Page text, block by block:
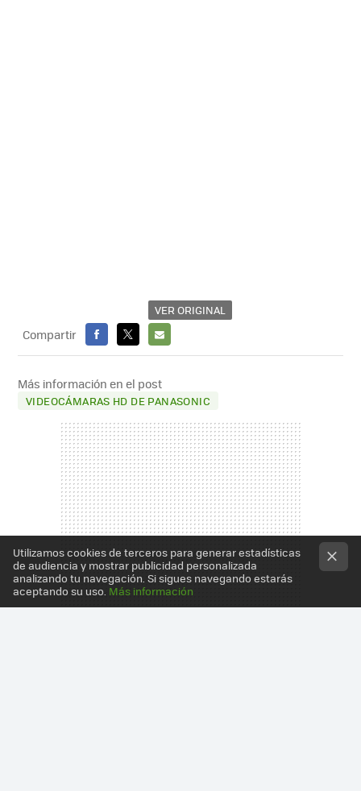
VER ORIGINAL
Compartir
FACEBOOK
X
E-
MAIL
Más información en el post
VIDEOCÁMARAS HD DE PANASONIC
Utilizamos cookies de terceros para generar estadísticas
de audiencia y mostrar publicidad personalizada
analizando tu navegación. Si sigues navegando estarás
aceptando su uso. Más información